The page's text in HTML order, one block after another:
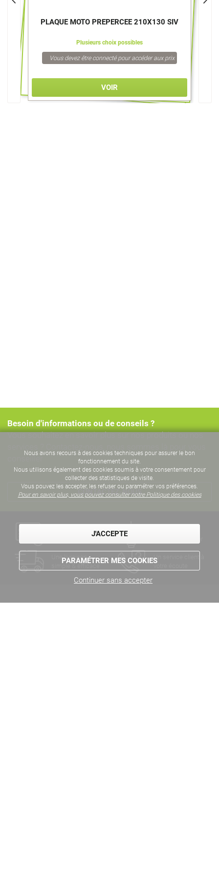
PLAQUE MOTO PREPERCEE 210X130 SIV
Plusieurs choix possibles
Vous devez être connecté pour accéder aux prix
VOIR
Besoin d'informations ou de conseils ?
Vous souhaitez en savoir plus sur nos produits ou nos
CONTACTEZ-NOUS
Une livraison
simple & efficace
Un service client à
votre écoute
Nous avons recours à des cookies techniques pour assurer le bon
fonctionnement du site.
Nous utilisons également des cookies soumis à votre consentement pour
collecter des statistiques de visite.
Vous pouvez les accepter, les refuser ou paramétrer vos préférences.
Pour en savoir plus, vous pouvez consulter notre Politique des cookies
J'ACCEPTE
PARAMÉTRER MES COOKIES
Continuer sans accepter